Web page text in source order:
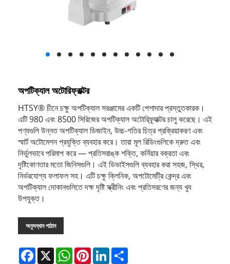
অপটিক্যাল অটোরিফ্রাক্টর
HTSY® চীনে চক্ষু অপটিক্যাল সরঞ্জামের একটি পেশাদার প্রস্তুতকারক।
এটি 980 এবং 8500 সিরিজের অপটিক্যাল অটোরিফ্র্যাক্টর চালু করেছে। এই
পণ্যগুলি উন্নত অপটিক্যাল ডিজাইন, উচ্চ-গতির চিত্র প্রক্রিয়াকরণ এবং
স্মার্ট অটোমেশন প্রযুক্তি ব্যবহার করে। তারা মূল রিডিংগুলিকে দ্রুত এবং
নির্ভুলভাবে পরিমাপ করে — প্রতিসরাঙ্ক শক্তি, কর্নিয়ার বক্রতা এবং
দৃষ্টিকোণতার মতো জিনিসগুলি। এই ডিভাইসগুলি ব্যবহার করা সহজ, স্থির,
নির্ভরযোগ্য ফলাফল সহ। এটি চক্ষু ক্লিনিক, অপটোমেট্রি কেন্দ্র এবং
অপটিক্যাল দোকানগুলিতে দক্ষ দৃষ্টি স্ক্রীনিং এবং প্রতিসরণের জন্য খুব
উপযুক্ত।
অনুসন্ধান পাঠান
Facebook
X WhatsAppPinterestLinkedIn